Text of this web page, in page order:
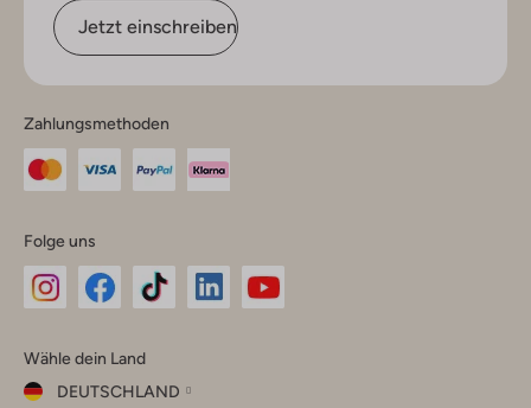
Jetzt einschreiben
Zahlungsmethoden
Folge uns
Instagram
Facebook
TikTok
Wähle dein Land
DEUTSCHLAND